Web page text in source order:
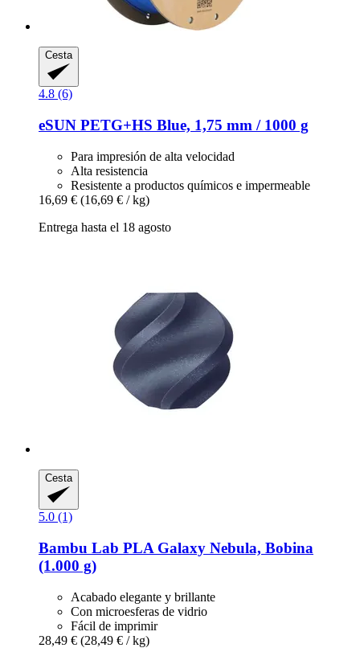
Cesta
4.8 (6)
eSUN PETG+HS Blue, 1,75 mm / 1000 g
Para impresión de alta velocidad
Alta resistencia
Resistente a productos químicos e impermeable
16,69 € (16,69 € / kg)
Entrega hasta el 18 agosto
Cesta
5.0 (1)
Bambu Lab PLA Galaxy Nebula, Bobina
(1.000 g)
Acabado elegante y brillante
Con microesferas de vidrio
Fácil de imprimir
28,49 € (28,49 € / kg)